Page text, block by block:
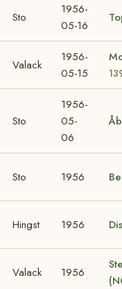
Sto
1956-
05-16
Valack
1956-
05-15
Sto
1956-
05-
06
Sto 1956
Hingst 1956
Valack 1956